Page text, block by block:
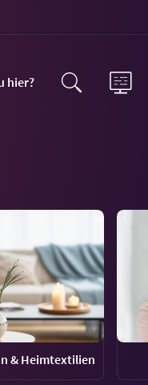
hier?
& Heimtextilien